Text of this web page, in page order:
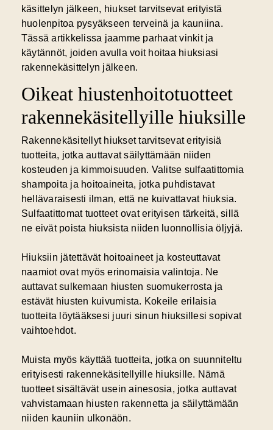
käsittelyn jälkeen, hiukset tarvitsevat erityistä
huolenpitoa pysyäkseen terveinä ja kauniina.
Tässä artikkelissa jaamme parhaat vinkit ja
käytännöt, joiden avulla voit hoitaa hiuksiasi
rakennekäsittelyn jälkeen.
Oikeat hiustenhoitotuotteet
rakennekäsitellyille hiuksille
Rakennekäsitellyt hiukset tarvitsevat erityisiä
tuotteita, jotka auttavat säilyttämään niiden
kosteuden ja kimmoisuuden. Valitse sulfaatittomia
shampoita ja hoitoaineita, jotka puhdistavat
hellävaraisesti ilman, että ne kuivattavat hiuksia.
Sulfaatittomat tuotteet ovat erityisen tärkeitä, sillä
ne eivät poista hiuksista niiden luonnollisia öljyjä.
Hiuksiin jätettävät hoitoaineet ja kosteuttavat
naamiot ovat myös erinomaisia valintoja. Ne
auttavat sulkemaan hiusten suomukerrosta ja
estävät hiusten kuivumista. Kokeile erilaisia
tuotteita löytääksesi juuri sinun hiuksillesi sopivat
vaihtoehdot.
Muista myös käyttää tuotteita, jotka on suunniteltu
erityisesti rakennekäsitellyille hiuksille. Nämä
tuotteet sisältävät usein ainesosia, jotka auttavat
vahvistamaan hiusten rakennetta ja säilyttämään
niiden kauniin ulkonäön.